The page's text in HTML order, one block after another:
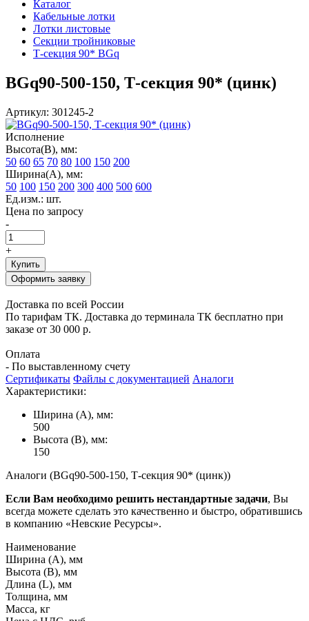
Каталог
Кабельные лотки
Лотки листовые
Секции тройниковые
Т-секция 90* BGq
BGq90-500-150, Т-секция 90* (цинк)
Артикул: 301245-2
Исполнение
Высота(В), мм:
50 60 65 70 80 100 150 200
Ширина(А), мм:
50 100 150 200 300 400 500 600
Ед.изм.: шт.
Цена по запросу
-
+
Купить
Оформить заявку
Доставка по всей России
По тарифам ТК. Доставка до терминала ТК бесплатно при
заказе от 30 000 р.
Оплата
- По выставленному счету
Сертификаты Файлы с документацией Аналоги
Характеристики:
Ширина (А), мм:
500
Высота (В), мм:
150
Аналоги (BGq90-500-150, Т-секция 90* (цинк))
Если Вам необходимо решить нестандартные задачи, Вы
всегда можете сделать это качественно и быстро, обратившись
в компанию «Невские Ресурсы».
Наименование
Ширина (А), мм
Высота (В), мм
Длина (L), мм
Толщина, мм
Масса, кг